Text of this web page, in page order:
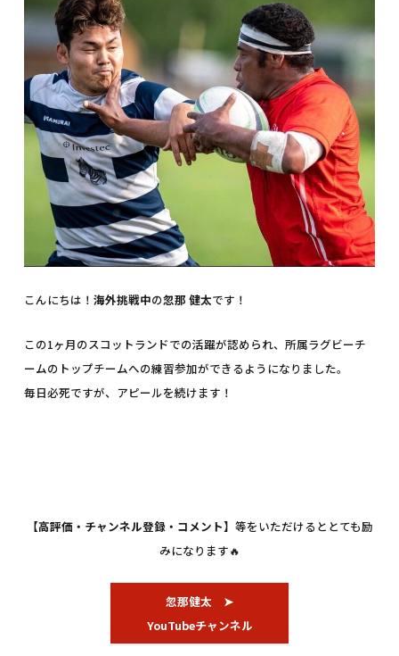
こんにちは！海外挑戦中の忽那 健太です！
この1ヶ月のスコットランドでの活躍が認められ、所属ラグビーチ
ームのトップチームへの練習参加ができるようになりました。
毎日必死ですが、アピールを続けます！
【高評価・チャンネル登録・コメント】 等をいただけるととても励
みになります🔥
忽那健太 ➤
YouTubeチャンネル